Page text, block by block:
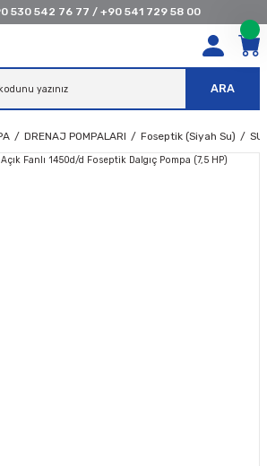
530 542 76 77 / +90 541 729 58 00
ARA
DRENAJ POMPALARI Foseptik (Siyah Su)